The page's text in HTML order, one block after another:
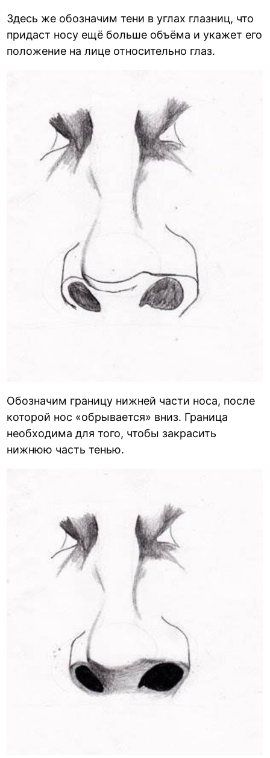
Здесь же обозначим тени в углах глазниц, что
придаст носу ещё больше объёма и укажет его
положение на лице относительно глаз.
Обозначим границу нижней части носа, после
которой нос «обрывается» вниз. Граница
необходима для того, чтобы закрасить
нижнюю часть тенью.